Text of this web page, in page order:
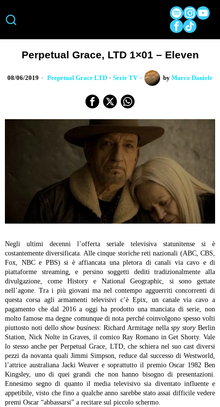
Perpetual Grace, LTD 1×01 – Eleven
08/06/2019 Perpetual Grace LTD · Serie TV by Marco Daniele
Negli ultimi decenni l’offerta seriale televisiva statunitense si è
costantemente diversificata. Alle cinque storiche reti nazionali (ABC, CBS,
Fox, NBC e PBS) si è affiancata una pletora di canali via cavo e di
piattaforme streaming, e persino soggetti dediti tradizionalmente alla
divulgazione, come History e National Geographic, si sono gettate
nell’agone. Tra i più giovani ma nel contempo agguerriti concorrenti di
questa corsa agli armamenti televisivi c’è Epix, un canale via cavo a
pagamento che dal 2016 a oggi ha prodotto una manciata di serie, non
molto famose ma degne comunque di nota perché coinvolgono spesso volti
piuttosto noti delloshow business: Richard Armitage nellaspy storyBerlin
Station, Nick Nolte in Graves, il comico Ray Romano in Get Shorty. Vale
lo stesso anche per Perpetual Grace, LTD, che schiera nel suo cast diversi
pezzi da novanta quali Jimmi Simpson, reduce dal successo di Westworld,
l’attrice australiana Jacki Weaver e soprattutto il premio Oscar 1982 Ben
Kingsley, uno di quei grandi che non hanno bisogno di presentazioni.
Ennesimo segno di quanto il media televisivo sia diventato influente e
appetibile, visto che fino a qualche anno sarebbe stato assai difficile vedere
premi Oscar “abbassarsi” a recitare sul piccolo schermo.